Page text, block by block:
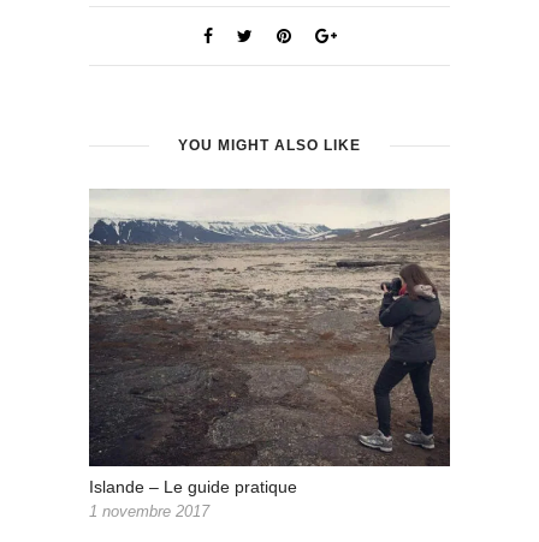
YOU MIGHT ALSO LIKE
Islande – Le guide pratique
1 novembre 2017